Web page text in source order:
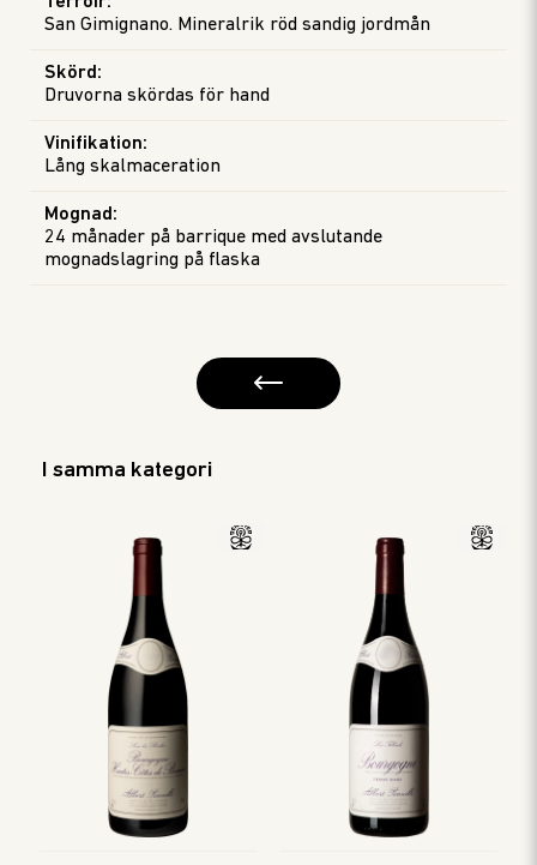
San Gimignano. Mineralrik röd sandig jordmån
Skörd :
Druvorna skördas för hand
Vinifikation:
Lång skalmaceration
Mognad :
24 månader på barrique med avslutande
mognadslagring på flaska
I samma kategori